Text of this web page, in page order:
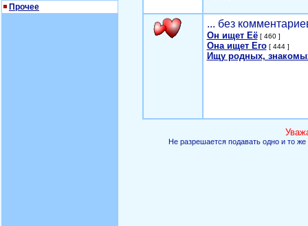
Прочее
... без
Он ищет Её[ 460 ]
Она ищет Его[ 444 ]
Ищу родных,
Не разрешается подавать одно и то